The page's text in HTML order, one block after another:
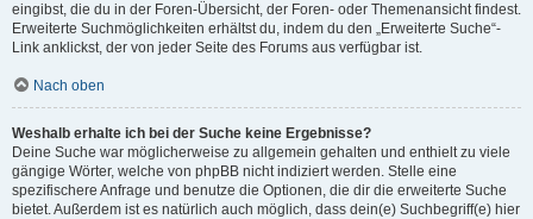
eingibst, die du in der Foren-Übersicht, der Foren- oder Themenansicht findest.
Erweiterte Suchmöglichkeiten erhältst du, indem du den „Erweiterte Suche“-
Link anklickst, der von jeder Seite des Forums aus verfügbar ist.
Nach oben
Weshalb erhalte ich bei der Suche keine Ergebnisse?
Deine Suche war möglicherweise zu allgemein gehalten und enthielt zu viele
gängige Wörter, welche von phpBB nicht indiziert werden. Stelle eine
spezifischere Anfrage und benutze die Optionen, die dir die erweiterte Suche
bietet. Außerdem ist es natürlich auch möglich, dass dein(e) Suchbegriff(e) hier